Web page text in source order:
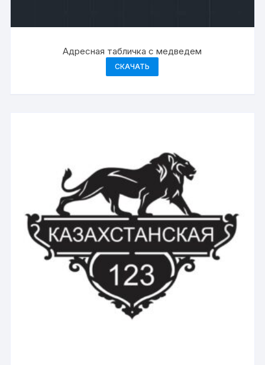
Адресная табличка с медведем
СКАЧАТЬ